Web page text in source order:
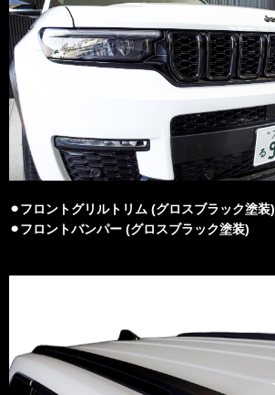
⚫︎フロントグリルトリム (グロスブラック塗装)
⚫︎フロントバンパー (グロスブラック塗装)